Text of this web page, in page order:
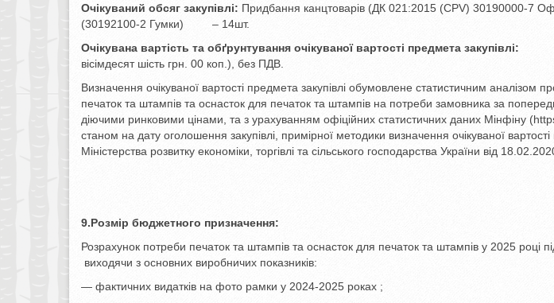
Очікуваний обсяг закупівлі: Придбання канцтоварів (ДК 021:2015 (CPV) 30190000-7
(30192100-2 Гумки) – 14шт.
Очікувана вартість та обґрунтування очікуваної вартості предмета закупівлі:
вісімдесят шість грн. 00 коп.), без ПДВ.
Визначення очікуваної вартості предмета закупівлі обумовлене статистичним аналізом
печаток та штампів та оснасток для печаток та штампів на потреби замовника за
діючими ринковими цінами, та з урахуванням офіційних статистичних даних Мінфіну
станом на дату оголошення закупівлі, примірної методики визначення очікуваної вартості
Міністерства розвитку економіки, торгівлі та сільського господарства України від
9.Розмір бюджетного призначення:
Розрахунок потреби печаток та штампів та оснасток для печаток та штампів у 2025 році
виходячи з основних виробничих показників:
— фактичних видатків на фото рамки у 2024-2025 роках ;